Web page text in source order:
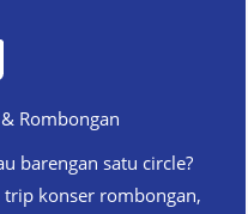
Rombongan
barengan satu circle?
trip konser rombongan,